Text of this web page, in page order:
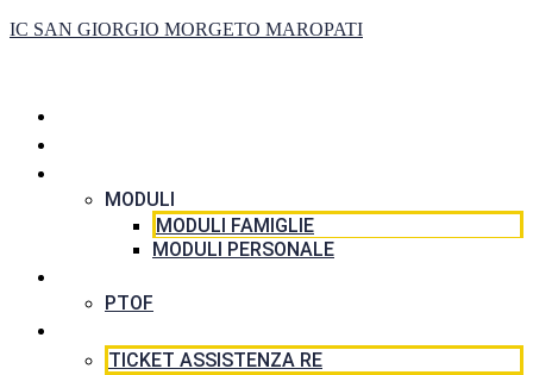
IC SAN GIORGIO MORGETO MAROPATI
MODULI
MODULI FAMIGLIE
MODULI PERSONALE
PTOF
TICKET ASSISTENZA RE